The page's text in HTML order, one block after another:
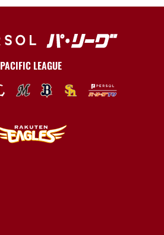
PACIFIC LEAGUE